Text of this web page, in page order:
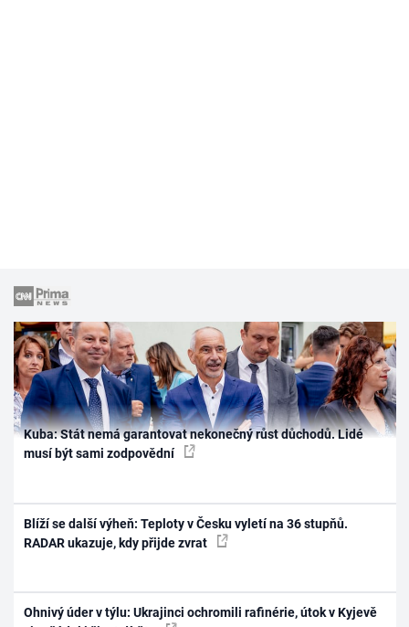
Kuba: Stát nemá garantovat nekonečný růst důchodů. Lidé
musí být sami zodpovědní
Blíží se další výheň: Teploty v Česku vyletí na 36 stupňů.
RADAR ukazuje, kdy přijde zvrat
Ohnivý úder v týlu: Ukrajinci ochromili rafinérie, útok v Kyjevě